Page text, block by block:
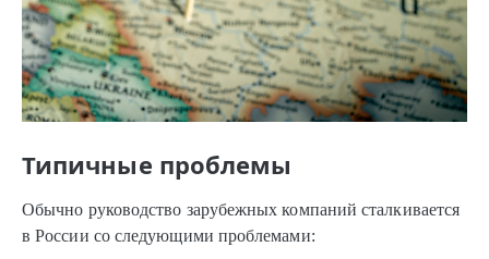
Типичные проблемы
Обычно руководство зарубежных компаний сталкивается
в России со следующими проблемами: